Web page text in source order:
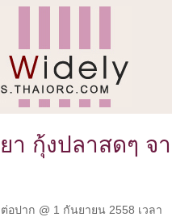
า กุ้งปลาสดๆ จ
อปาก @ 1 กันยายน 2558 เวลา